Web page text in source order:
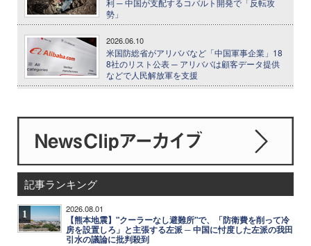
利 ─ 中国が支配するコバルト開発で「反転攻
勢」
2026.06.10
米国防総省がアリババなど「中国軍事企業」18
8社のリスト公表 ─ アリババは顧客データ提供
などで人民解放軍を支援
記事ランキング
1 2026.08.01
【熊本地震】"クーラーなし避難所"で、「防衛費を削って冷
房を設置しろ」と主張する左派 ─ 中国に忖度した左派の我田
引水の議論に批判殺到